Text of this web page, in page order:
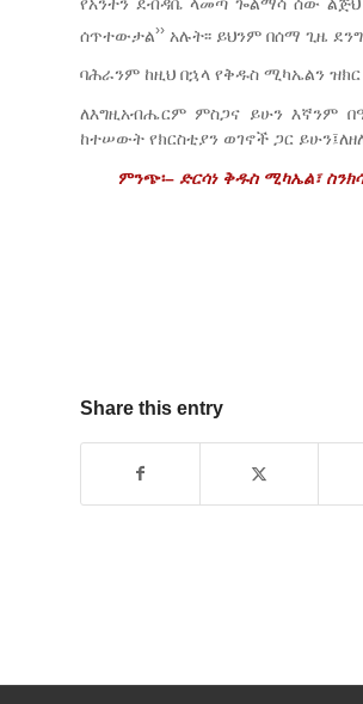
ሰጥተውታል›› አሉት፡፡ ይህንም በሰማ ጊዜ
ባሕራንም ከዚህ በኋላ የቅዱስ ሚካኤልን ዝክር
ለእግዚአብሔርም ምስጋና ይሁን እኛንም
ከተሠውት የክርስቲያን ወገኖች ጋር
ምንጭ፡– ድርሳነ ቅዱስ ሚካኤል፣
Share this entry